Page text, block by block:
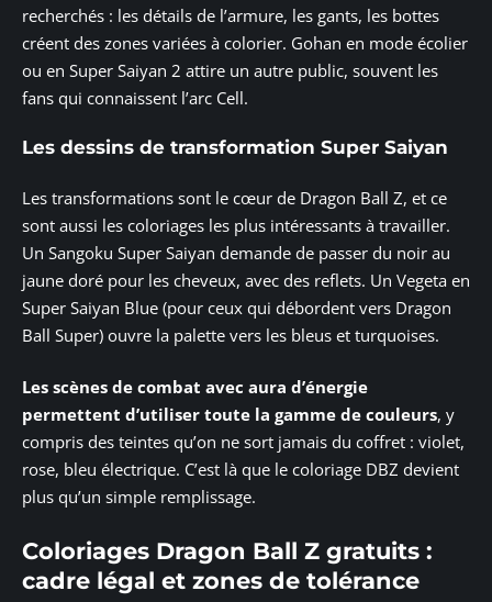
recherchés : les détails de l’armure, les gants, les bottes
créent des zones variées à colorier. Gohan en mode écolier
ou en Super Saiyan 2 attire un autre public, souvent les
fans qui connaissent l’arc Cell.
Les dessins de transformation Super Saiyan
Les transformations sont le cœur de Dragon Ball Z, et ce
sont aussi les coloriages les plus intéressants à travailler.
Un Sangoku Super Saiyan demande de passer du noir au
jaune doré pour les cheveux, avec des reflets. Un Vegeta en
Super Saiyan Blue (pour ceux qui débordent vers Dragon
Ball Super) ouvre la palette vers les bleus et turquoises.
Les scènes de combat avec aura d’énergie
permettent d’utiliser toute la gamme de couleurs, y
compris des teintes qu’on ne sort jamais du coffret : violet,
rose, bleu électrique. C’est là que le coloriage DBZ devient
plus qu’un simple remplissage.
Coloriages Dragon Ball Z gratuits :
cadre légal et zones de tolérance